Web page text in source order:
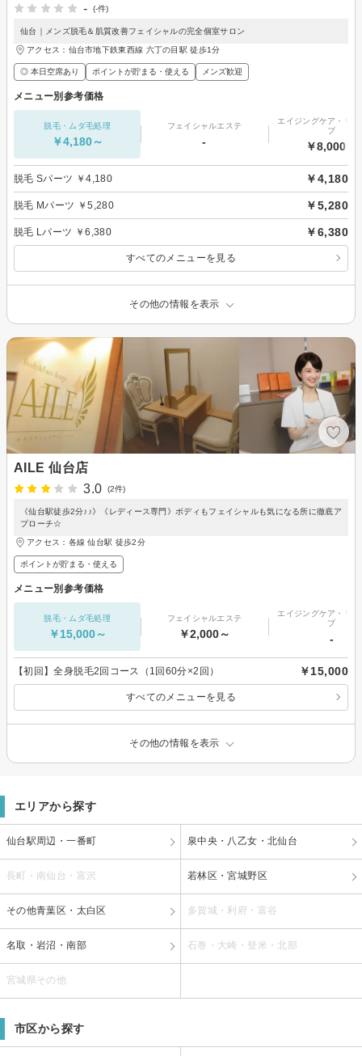
-
(-件)
仙台｜メンズ脱毛＆肌質改善フェイシャルの完全個室サロン
アクセス：仙台市地下鉄東西線 六丁の目駅 徒歩1分
◎ 本日空席あり ポイントが貯まる・使える メンズ歓迎
メニュー別参考価格
脱毛・ムダ毛処理
￥4,180～
フェイシャルエステ
-
エイジングケア・リ
プ
￥8,000～
脱毛 Sパーツ ￥4,180 ￥4,180
脱毛 Mパーツ ￥5,280 ￥5,280
脱毛 Lパーツ ￥6,380 ￥6,380
すべてのメニューを見る
その他の情報を表示
AILE 仙台店
3.0
(2件)
《仙台駅徒歩2分♪♪》《レディース専門》ボディもフェイシャルも気になる所に徹底ア
プローチ☆
アクセス：各線 仙台駅 徒歩2分
ポイントが貯まる・使える
メニュー別参考価格
脱毛・ムダ毛処理
￥15,000～
フェイシャルエステ
￥2,000～
エイジングケア・リ
プ
-
【初回】全身脱毛2回コース（1回60分×2回） ￥15,000
すべてのメニューを見る
その他の情報を表示
エリアから探す
仙台駅周辺・一番町 泉中央・八乙女・北仙台
長町・南仙台・富沢 若林区・宮城野区
その他青葉区・太白区 多賀城・利府・富谷
名取・岩沼・南部 石巻・大崎・登米・北部
宮城県その他
市区から探す